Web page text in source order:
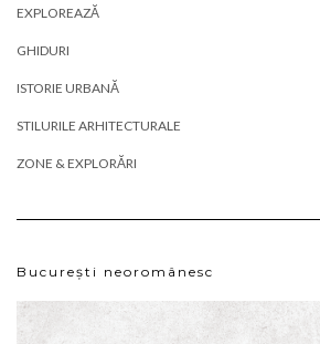
EXPLOREAZĂ
GHIDURI
ISTORIE URBANĂ
STILURILE ARHITECTURALE
ZONE & EXPLORĂRI
București neoromânesc